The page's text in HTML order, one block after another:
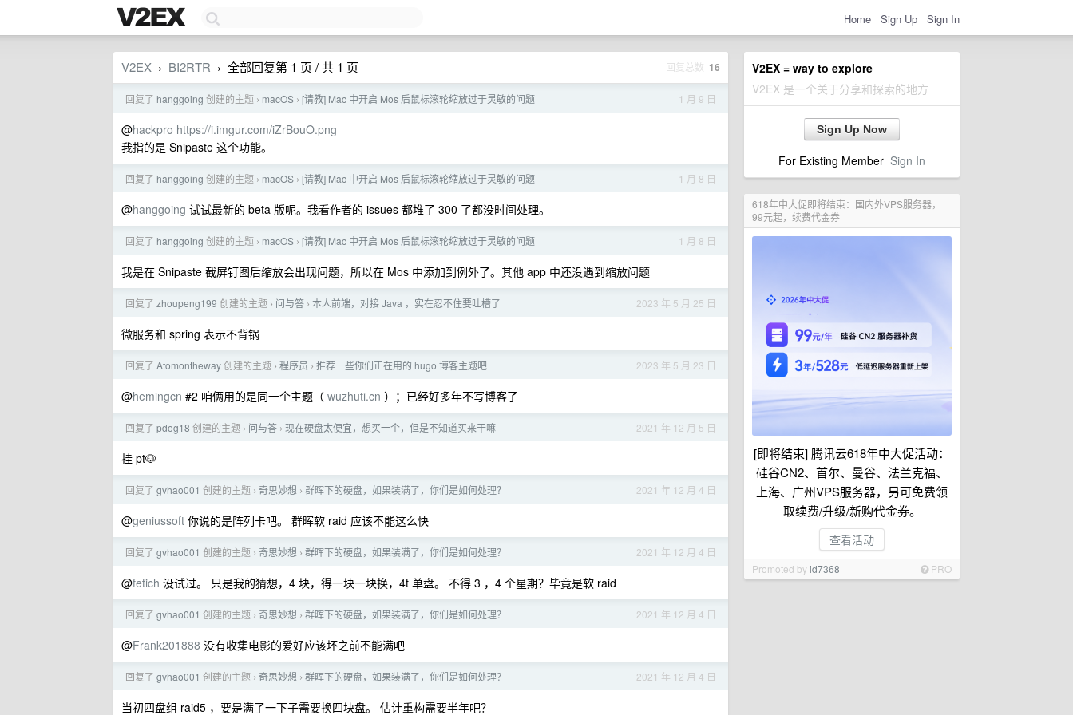
Home Sign Up Sign In
V2EX = way to explore
V2EX 是一个关于分享和探索的地方
Sign Up Now
For Existing Member Sign In
618年中大促即将结束：国内外VPS服务器，
99元起，续费代金券
[即将结束] 腾讯云618年中大促活动：
硅谷CN2、首尔、曼谷、法兰克福、
上海、广州VPS服务器，另可免费领
取续费/升级/新购代金券。
查看活动
Promoted byid7368 PRO
V2EX › BI2RTR › 全部回复第 1 页 / 共 1 页 回复总数 16
1 月 9 日
回复了 hanggoing 创建的主题 › macOS › [请教] Mac 中开启 Mos 后鼠标滚轮缩放过于灵敏的问题
@hackpro https://i.imgur.com/iZrBouO.png
我指的是 Snipaste 这个功能。
1 月 8 日
回复了 hanggoing 创建的主题 › macOS › [请教] Mac 中开启 Mos 后鼠标滚轮缩放过于灵敏的问题
@hanggoing 试试最新的 beta 版呢。我看作者的 issues 都堆了 300 了都没时间处理。
1 月 8 日
回复了 hanggoing 创建的主题 › macOS › [请教] Mac 中开启 Mos 后鼠标滚轮缩放过于灵敏的问题
我是在 Snipaste 截屏钉图后缩放会出现问题，所以在 Mos 中添加到例外了。其他 app 中还没遇到缩放问题
2023 年 5 月 25 日
回复了 zhoupeng199 创建的主题 › 问与答 › 本人前端，对接 Java ，实在忍不住要吐槽了
微服务和 spring 表示不背锅
2023 年 5 月 23 日
回复了 Atomontheway创建的主题 › 程序员 › 推荐一些你们正在用的 hugo 博客主题吧
@hemingcn #2 咱俩用的是同一个主题（ wuzhuti.cn ）；已经好多年不写博客了
2021 年 12 月 5 日
回复了 pdog18 创建的主题 › 问与答 › 现在硬盘太便宜，想买一个，但是不知道买来干嘛
挂 pt🐶
2021 年 12 月 4 日
回复了 gvhao001 创建的主题 › 奇思妙想 › 群晖下的硬盘，如果装满了，你们是如何处理？
@geniussoft 你说的是阵列卡吧。 群晖软 raid 应该不能这么快
2021 年 12 月 4 日
回复了 gvhao001 创建的主题 › 奇思妙想 › 群晖下的硬盘，如果装满了，你们是如何处理？
@fetich 没试过。 只是我的猜想，4 块，得一块一块换，4t 单盘。 不得 3 ，4 个星期？毕竟是软 raid
2021 年 12 月 4 日
回复了 gvhao001 创建的主题 › 奇思妙想 › 群晖下的硬盘，如果装满了，你们是如何处理？
@Frank201888 没有收集电影的爱好应该坏之前不能满吧
2021 年 12 月 4 日
回复了 gvhao001 创建的主题 › 奇思妙想 › 群晖下的硬盘，如果装满了，你们是如何处理？
当初四盘组 raid5 ，要是满了一下子需要换四块盘。 估计重构需要半年吧？